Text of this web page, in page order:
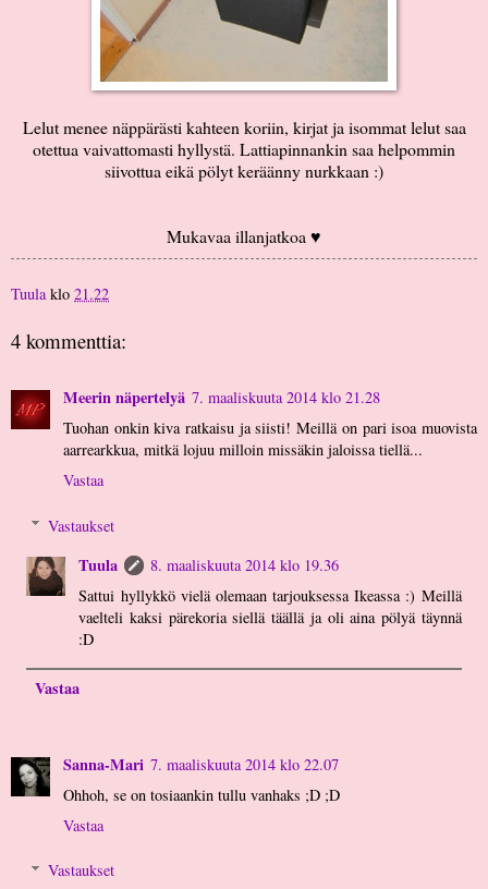
Lelut menee näppärästi kahteen koriin, kirjat ja isommat lelut saa
otettua vaivattomasti hyllystä. Lattiapinnankin saa helpommin
siivottua eikä pölyt keräänny nurkkaan :)
Mukavaa illanjatkoa ♥
Tuula klo 21.22
4 kommenttia:
Meerin näpertelyä 7. maaliskuuta 2014 klo 21.28
Tuohan onkin kiva ratkaisu ja siisti! Meillä on pari isoa muovista
aarrearkkua, mitkä lojuu milloin missäkin jaloissa tiellä...
Vastaa
Vastaukset
Tuula
8. maaliskuuta 2014 klo 19.36
Sattui hyllykkö vielä olemaan tarjouksessa Ikeassa :) Meillä
vaelteli kaksi pärekoria siellä täällä ja oli aina pölyä täynnä
:D
Vastaa
Sanna-Mari 7. maaliskuuta 2014 klo 22.07
Ohhoh, se on tosiaankin tullu vanhaks ;D ;D
Vastaa
Vastaukset